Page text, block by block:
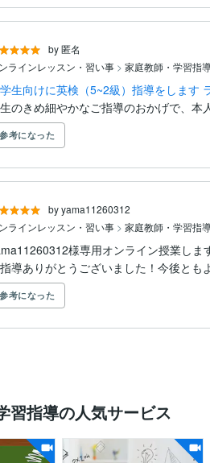
by 匿名
ラインレッスン・習い事 > 家庭教師・学習指
生向けに英検（5~2級）指導をします
のきめ細やかなご指導のおかげで、本
参考になった
by yama11260312
ラインレッスン・習い事 > 家庭教師・学習指
様専用オンライン授業し
導ありがとうございました！今後とも
参考になった
習指導の人気サービス